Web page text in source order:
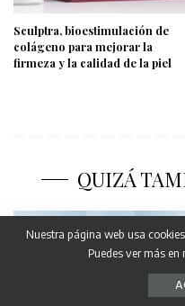
Sculptra, bioestimulación de
colágeno para mejorar la
firmeza y la calidad de la piel
QUIZÁ
Nuestra página web usa
Puedes ver más en